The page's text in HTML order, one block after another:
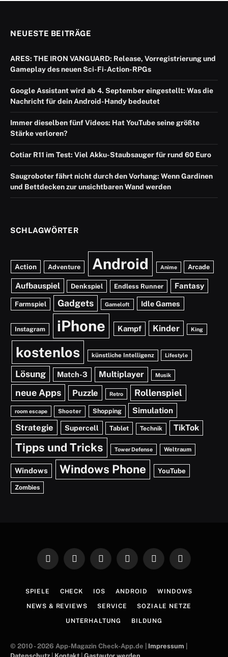
NEUESTE BEITRÄGE
ARES: THE IRON VANGUARD: Release, Vorregistrierung und
Gameplay des neuen Sci-Fi-Action-RPGs
Google Assistant wird ab 4. September eingestellt: Was die
Nachricht für dein Android-Handy bedeutet
Immer dieselben fünf Videos: Hat YouTube seine größte
Stärke verloren?
Cotiar R11 im Test: Viel Akku-Staubsauger für rund 60 Euro
Saugroboter fährt nicht durch den Vorhang: Wenn Gardinen
und Bettdecken zur unsichtbaren Wand werden
SCHLAGWÖRTER
Action Adventure Android Anime Arcade
Aufbauspiel Denkspiel Endless Runner Fantasy
Farmspiel Gadgets Gameloft Idle Games
Instagram iPhone Kampf Kinder King
kostenlos künstliche Intelligenz Lifestyle
Lösung Match-3 Multiplayer Musik
neue Apps Puzzle Retro Rollenspiel
room escape Shooter Shopping Simulation
Strategie Supercell Tablet Technik TikTok
Tipps und Tricks Tower Defense Weltraum
Windows Windows Phone YouTube
Zombies
Facebook
X
TikTok RSS InstagramYouTube
SPIELE CHECK IOS ANDROID WINDOWS
NEWS & REVIEWS SERVICE SOZIALE NETZE
UNTERHALTUNG BILDUNG
© 2010 - 2026 App-Magazin Check-App.de | Impressum |